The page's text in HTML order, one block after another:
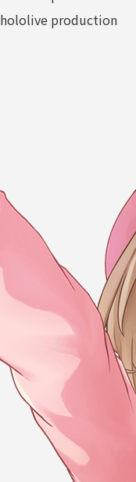
hololive production